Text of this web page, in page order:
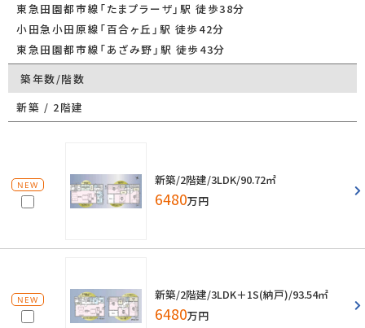
東急田園都市線「たまプラーザ」駅 徒歩38分
小田急小田原線「百合ヶ丘」駅 徒歩42分
東急田園都市線「あざみ野」駅 徒歩43分
築年数/階数
新築 / 2階建
NEW 新築/2階建/3LDK/90.72㎡
6480万円
NEW 新築/2階建/3LDK＋1S(納戸)/93.54㎡
6480万円